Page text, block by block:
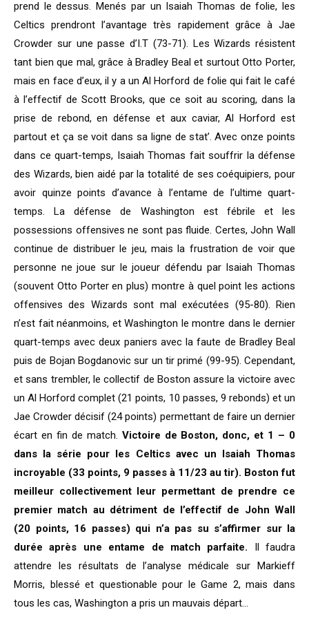
prend le dessus. Menés par un Isaiah Thomas de folie, les
Celtics prendront l’avantage très rapidement grâce à Jae
Crowder sur une passe d’I.T (73-71). Les Wizards résistent
tant bien que mal, grâce à Bradley Beal et surtout Otto Porter,
mais en face d’eux, il y a un Al Horford de folie qui fait le café
à l’effectif de Scott Brooks, que ce soit au scoring, dans la
prise de rebond, en défense et aux caviar, Al Horford est
partout et ça se voit dans sa ligne de stat’. Avec onze points
dans ce quart-temps, Isaiah Thomas fait souffrir la défense
des Wizards, bien aidé par la totalité de ses coéquipiers, pour
avoir quinze points d’avance à l’entame de l’ultime quart-
temps. La défense de Washington est fébrile et les
possessions offensives ne sont pas fluide. Certes, John Wall
continue de distribuer le jeu, mais la frustration de voir que
personne ne joue sur le joueur défendu par Isaiah Thomas
(souvent Otto Porter en plus) montre à quel point les actions
offensives des Wizards sont mal exécutées (95-80). Rien
n’est fait néanmoins, et Washington le montre dans le dernier
quart-temps avec deux paniers avec la faute de Bradley Beal
puis de Bojan Bogdanovic sur un tir primé (99-95). Cependant,
et sans trembler, le collectif de Boston assure la victoire avec
un Al Horford complet (21 points, 10 passes, 9 rebonds) et un
Jae Crowder décisif (24 points) permettant de faire un dernier
écart en fin de match. Victoire de Boston, donc, et 1 – 0
dans la série pour les Celtics avec un Isaiah Thomas
incroyable (33 points, 9 passes à 11/23 au tir). Boston fut
meilleur collectivement leur permettant de prendre ce
premier match au détriment de l’effectif de John Wall
(20 points, 16 passes) qui n’a pas su s’affirmer sur la
durée après une entame de match parfaite. Il faudra
attendre les résultats de l’analyse médicale sur Markieff
Morris, blessé et questionable pour le Game 2, mais dans
tous les cas, Washington a pris un mauvais départ…